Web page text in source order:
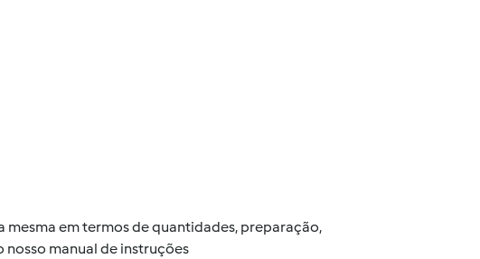
mesma em termos de quantidades, preparação,
nosso manual de instruções